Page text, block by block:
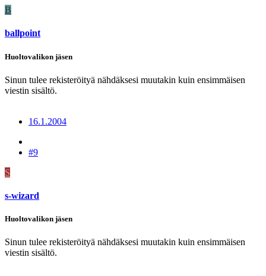
B
ballpoint
Huoltovalikon jäsen
Sinun tulee rekisteröityä nähdäksesi muutakin kuin ensimmäisen
viestin sisältö.
16.1.2004
#9
S
s-wizard
Huoltovalikon jäsen
Sinun tulee rekisteröityä nähdäksesi muutakin kuin ensimmäisen
viestin sisältö.